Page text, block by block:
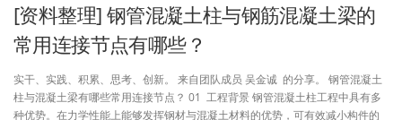
[资料整理] 钢管混凝土柱与钢筋混凝土梁的
常用连接节点有哪些？
实干、实践、积累、思考、创新。 来自团队成员 吴金诚 的分享。 钢管混凝土
柱与混凝土梁有哪些常用连接节点？ 01 工程背景 钢管混凝土柱工程中具有多
种优势。在力学性能上能够发挥钢材与混凝土材料的优势，可有效减小构件的